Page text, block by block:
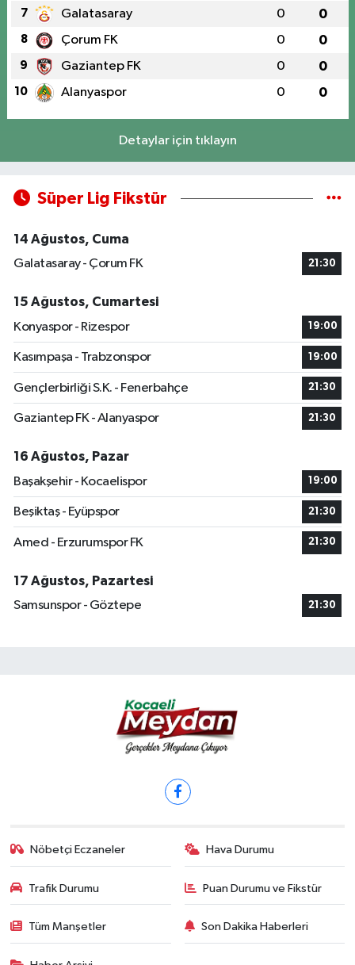
7 Galatasaray 0 0
8 Çorum FK 0 0
9 Gaziantep FK 0 0
10 Alanyaspor 0 0
Detaylar için tıklayın
Süper Lig Fikstür
14 Ağustos, Cuma
Galatasaray - Çorum FK
21:30
15 Ağustos, Cumartesi
Konyaspor - Rizespor
19:00
Kasımpaşa - Trabzonspor 19:00
Gençlerbirliği S.K. - Fenerbahçe 21:30
Gaziantep FK - Alanyaspor 21:30
16 Ağustos, Pazar
Başakşehir - Kocaelispor
19:00
Beşiktaş - Eyüpspor 21:30
Amed - Erzurumspor FK 21:30
17 Ağustos, Pazartesi
Samsunspor - Göztepe
21:30
Nöbetçi Eczaneler Hava Durumu
Trafik Durumu Puan Durumu ve Fikstür
Tüm Manşetler Son Dakika Haberleri